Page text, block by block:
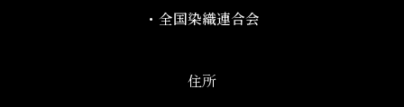
・全国染織連合会
住所